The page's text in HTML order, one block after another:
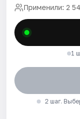
Применили: 2
1
2 шаг.